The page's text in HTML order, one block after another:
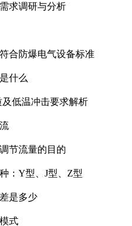
求调研与分析
合防爆电气设备标准
什么
及低温冲击要求解析
节流量的目的
：Y型、J型、Z型
是多少
式